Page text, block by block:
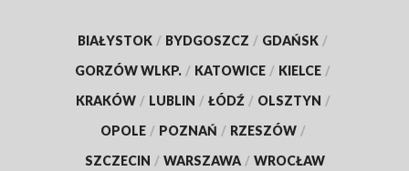
BIAŁYSTOK / BYDGOSZCZ / GDAŃSK /
GORZÓW WLKP. / KATOWICE / KIELCE /
KRAKÓW / LUBLIN / ŁÓDŹ / OLSZTYN /
OPOLE / POZNAŃ / RZESZÓW /
SZCZECIN / WARSZAWA / WROCŁAW